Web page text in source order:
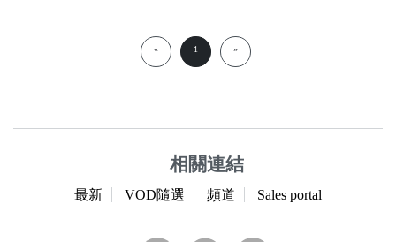
« 1 »
相關連結
最新 VOD隨選 頻道 Sales portal